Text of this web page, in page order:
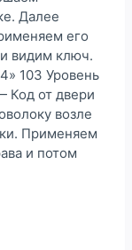
Далее
его
видим ключ.
103 Уровень
Код от двери
возле
Применяем
и потом